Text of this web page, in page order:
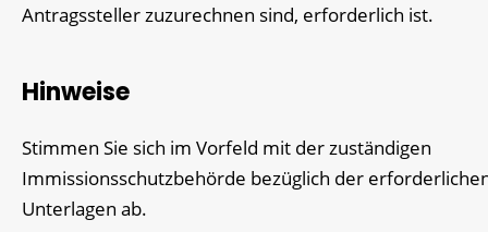
Antragssteller zuzurechnen sind, erforderlich ist.
Hinweise
Stimmen Sie sich im Vorfeld mit der zuständigen
Immissionsschutzbehörde bezüglich der
Unterlagen ab.